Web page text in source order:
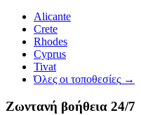
Alicante
Crete
Rhodes
Cyprus
Tivat
Όλες οι τοποθεσίες →
Ζωντανή βοήθεια 24/7